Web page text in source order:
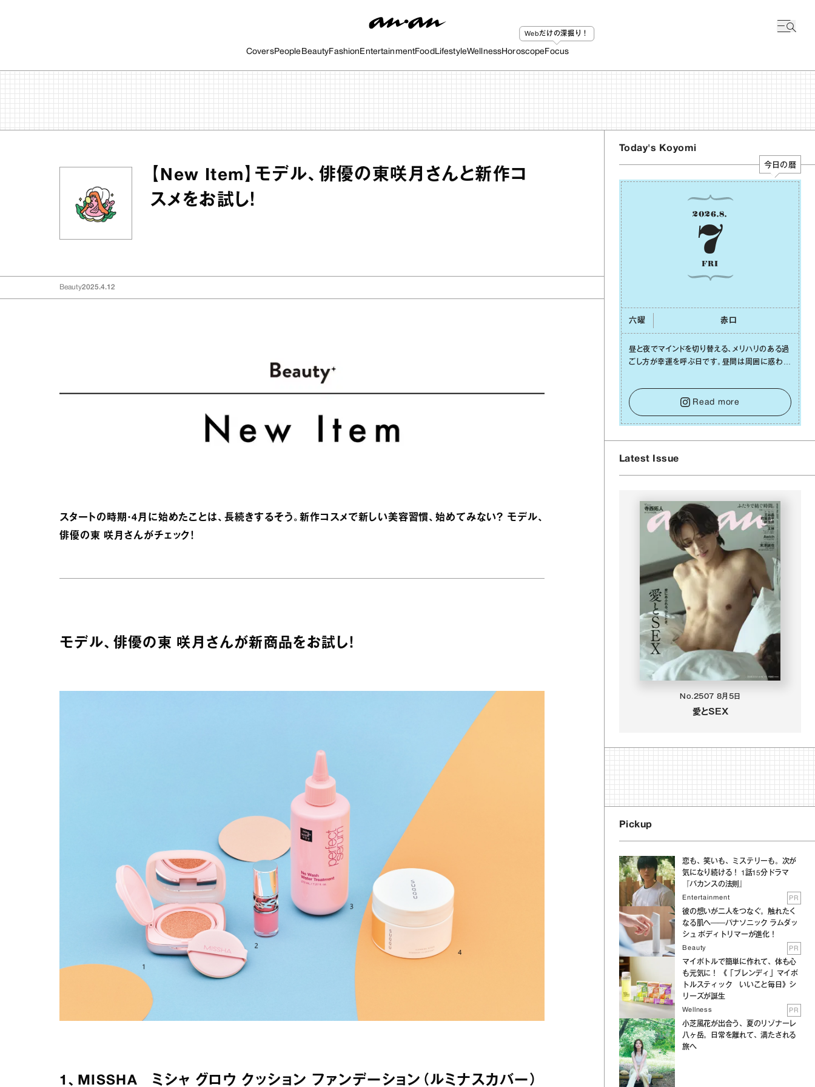
CoversPeople BeautyFashion EntertainmentFood LifestyleWellnessHoroscope
Webだけの深掘り！
Focus
【New Item】モデル、俳優の東咲月さんと新作コ
スメをお試し！
Beauty2025.4.12
スタートの時期・4月に始めたことは、長続きするそう。新作コスメで新しい美容習慣、始めてみない？ モデル、
俳優の東 咲月さんがチェック！
モデル、俳優の東 咲月さんが新商品をお試し！
1、MISSHA ミシャ グロウ クッション ファンデーション（ルミナスカバー）
Today's Koyomi
今日の暦
2026.8.
7
FRI
六曜 ⾚⼝
昼と夜でマインドを切り替える、メリハリのある過
ごし⽅が幸運を呼ぶ⽇です。昼間は周囲に惑わさ
をキープして。そして夜は、疲れや寂しさから⽢
い⾔葉に流されないよう、⼼にしっかりブレーキ
をかけること。この意識の切り替えが、あなたに
確かな安⼼感をもたらすはずです。
Read more
Latest Issue
No.2507 8月5日
愛とSEX
Pickup
恋も、笑いも、ミステリーも。次が
気になり続ける！ 1話15分ドラマ
『バカンスの法則』
Entertainment PR
彼の想いが二人をつなぐ。触れたく
なる肌へ──パナソニック ラムダッ
シュ ボディトリマーが進化！
Beauty PR
マイボトルで簡単に作れて、体も心
も元気に！ 《「ブレンディ」マイボ
トルスティック いいこと毎日》シ
リーズが誕生
Wellness PR
小芝風花が出合う、夏のリゾナーレ
八ヶ岳。日常を離れて、満たされる
旅へ